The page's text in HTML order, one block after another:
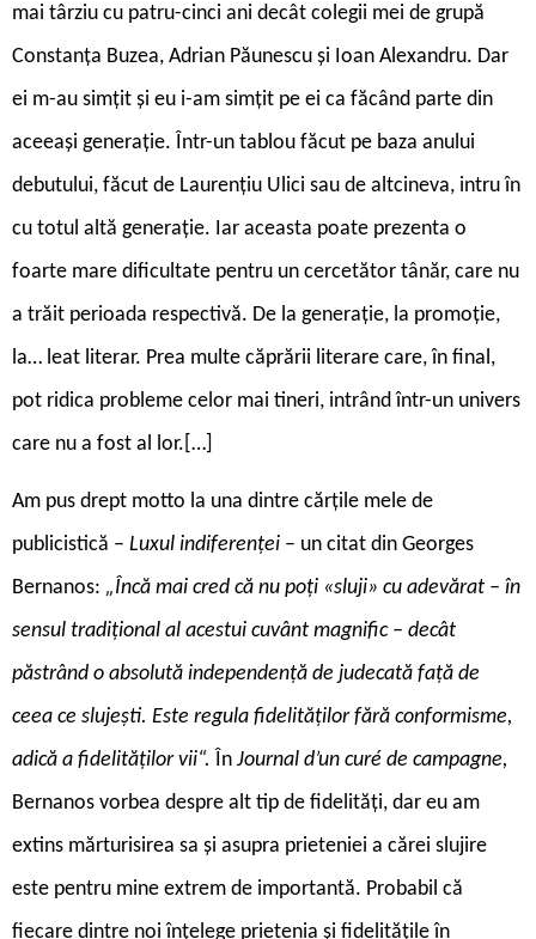
mai târziu cu patru-cinci ani decât colegii mei de grupă
Constanța Buzea, Adrian Păunescu și Ioan Alexandru. Dar
ei m-au simțit și eu i-am simțit pe ei ca făcând parte din
aceeași generație. Într-un tablou făcut pe baza anului
debutului, făcut de Laurențiu Ulici sau de altcineva, intru în
cu totul altă generație. Iar aceasta poate prezenta o
foarte mare dificultate pentru un cercetător tânăr, care nu
a trăit perioada respectivă. De la generație, la promoție,
la… leat literar. Prea multe căprării literare care, în final,
pot ridica probleme celor mai tineri, intrând într-un univers
care nu a fost al lor.[…]
Am pus drept motto la una dintre cărțile mele de
publicistică – Luxul indiferenței – un citat din Georges
Bernanos: „Încă mai cred că nu poți «sluji» cu adevărat – în
sensul tradițional al acestui cuvânt magnific – decât
păstrând o absolută independență de judecată față de
ceea ce slujești. Este regula fidelităților fără conformisme,
adică a fidelităților vii“.
În Journal d’un curé de campagne,
Bernanos vorbea despre alt tip de fidelități, dar eu am
extins mărturisirea sa și asupra prieteniei a cărei slujire
este pentru mine extrem de importantă. Probabil că
fiecare dintre noi înțelege prietenia și fidelitățile în